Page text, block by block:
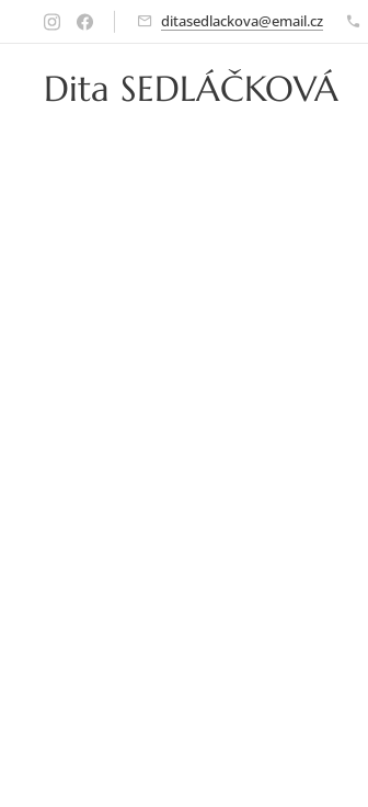
ditasedlackova@email.cz
Dita SEDLÁČKOVÁ